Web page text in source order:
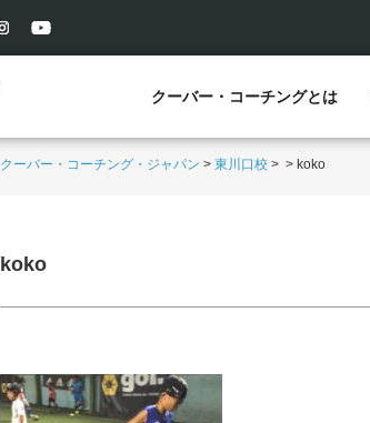
クーバー・コーチングとは
クーバー・コーチング・ジャパン > 東川口校 > > koko
koko